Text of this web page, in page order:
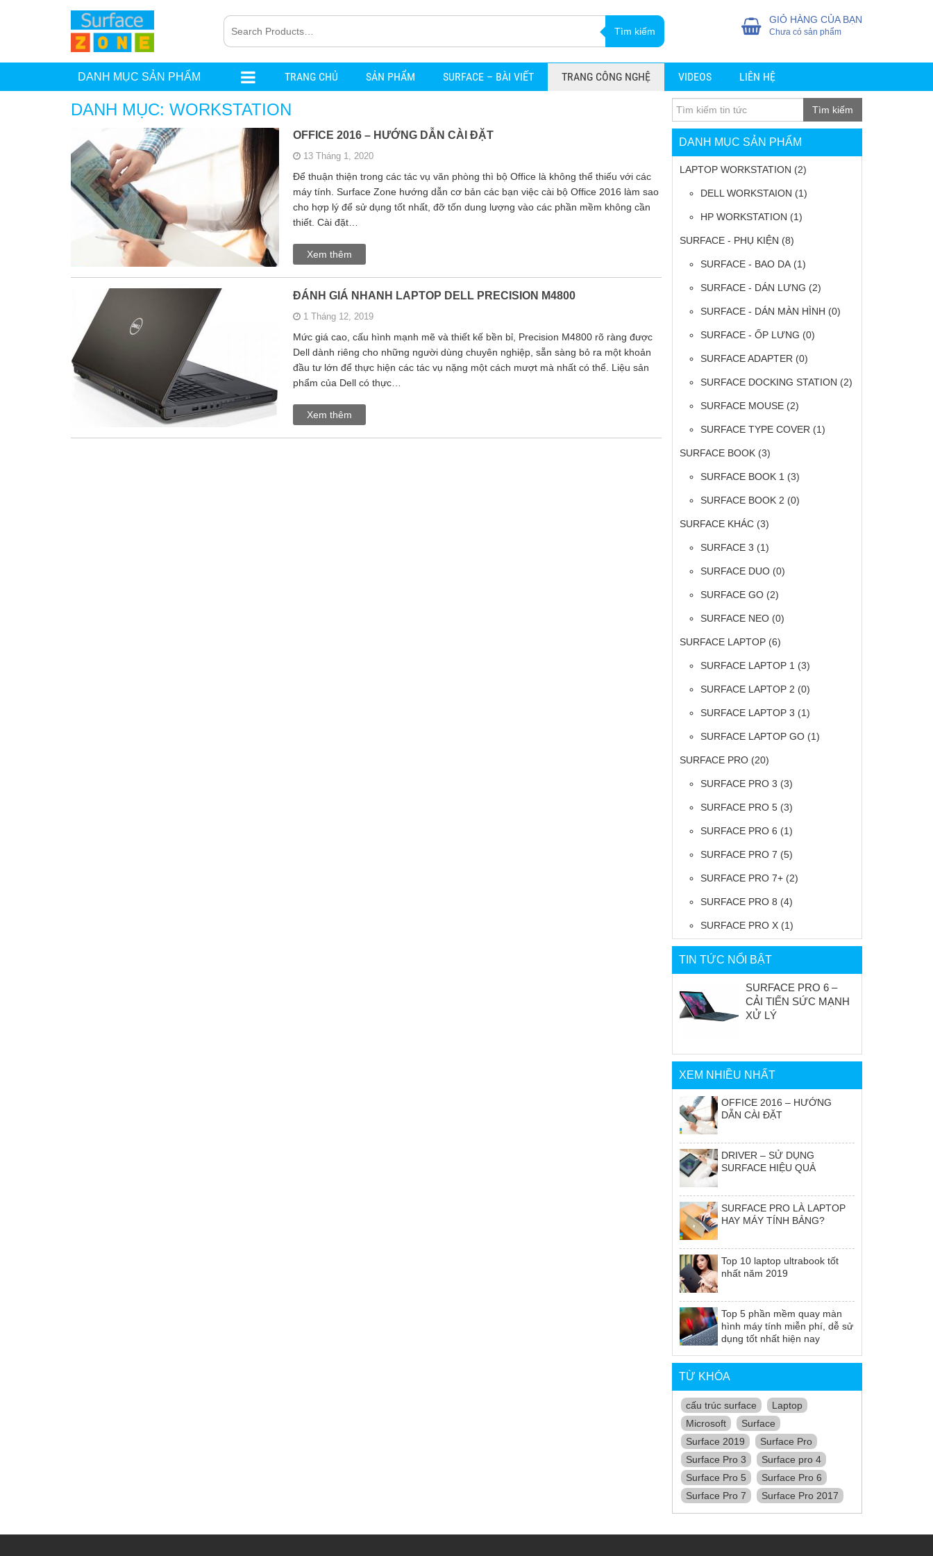
Tìm kiếm
GIỎ HÀNG CỦA BẠN
Chưa có sản phẩm
DANH MỤC SẢN PHẨM TRANG CHỦ SẢN PHẨM SURFACE – BÀI VIẾT TRANG CÔNG NGHỆ VIDEOS LIÊN HỆ
DANH MỤC: WORKSTATION
OFFICE 2016 – HƯỚNG DẪN CÀI ĐẶT
13 Tháng 1, 2020
Để thuận thiện trong các tác vụ văn phòng thì bộ Office là không thể thiếu với các
máy tính. Surface Zone hướng dẫn cơ bản các bạn việc cài bộ Office 2016 làm sao
cho hợp lý để sử dụng tốt nhất, đỡ tốn dung lượng vào các phần mềm không cần
thiết. Cài đặt…
Xem thêm
ĐÁNH GIÁ NHANH LAPTOP DELL PRECISION M4800
1 Tháng 12, 2019
Mức giá cao, cấu hình mạnh mẽ và thiết kế bền bỉ, Precision M4800 rõ ràng được
Dell dành riêng cho những người dùng chuyên nghiệp, sẵn sàng bỏ ra một khoản
đầu tư lớn để thực hiện các tác vụ nặng một cách mượt mà nhất có thể. Liệu sản
phẩm của Dell có thực…
Xem thêm
Tìm kiếm
DANH MỤC SẢN PHẨM
LAPTOP WORKSTATION (2)
DELL WORKSTAION (1)
HP WORKSTATION (1)
SURFACE - PHỤ KIỆN (8)
SURFACE - BAO DA (1)
SURFACE - DÁN LƯNG (2)
SURFACE - DÁN MÀN HÌNH (0)
SURFACE - ỐP LƯNG (0)
SURFACE ADAPTER (0)
SURFACE DOCKING STATION (2)
SURFACE MOUSE (2)
SURFACE TYPE COVER (1)
SURFACE BOOK (3)
SURFACE BOOK 1 (3)
SURFACE BOOK 2 (0)
SURFACE KHÁC (3)
SURFACE 3 (1)
SURFACE DUO (0)
SURFACE GO (2)
SURFACE NEO (0)
SURFACE LAPTOP (6)
SURFACE LAPTOP 1 (3)
SURFACE LAPTOP 2 (0)
SURFACE LAPTOP 3 (1)
SURFACE LAPTOP GO (1)
SURFACE PRO (20)
SURFACE PRO 3 (3)
SURFACE PRO 5 (3)
SURFACE PRO 6 (1)
SURFACE PRO 7 (5)
SURFACE PRO 7+ (2)
SURFACE PRO 8 (4)
SURFACE PRO X (1)
TIN TỨC NỔI BẬT
SURFACE PRO 6 –
CẢI TIẾN SỨC MẠNH
XỬ LÝ
XEM NHIỀU NHẤT
OFFICE 2016 – HƯỚNG
DẪN CÀI ĐẶT
DRIVER – SỬ DỤNG
SURFACE HIỆU QUẢ
SURFACE PRO LÀ LAPTOP
HAY MÁY TÍNH BẢNG?
Top 10 laptop ultrabook tốt
nhất năm 2019
Top 5 phần mềm quay màn
hình máy tính miễn phí, dễ sử
dụng tốt nhất hiện nay
TỪ KHÓA
cấu trúc surface
Laptop
Microsoft
Surface
Surface 2019
Surface Pro
Surface Pro 3
Surface pro 4
Surface Pro 5
Surface Pro 6
Surface Pro 7
Surface Pro 2017